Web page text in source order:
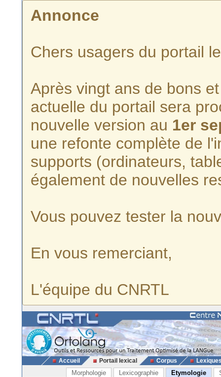
Annonce
Chers usagers du portail
Après vingt ans de bons
actuelle du portail sera
nouvelle version au 1er
une refonte complète de
supports (ordinateurs,
également de nouvelles
Vous pouvez tester la
En vous remerciant,
L'équipe du CNRTL
Accueil Portail lexical Corpus
Morphologie Lexicographie Etymologie